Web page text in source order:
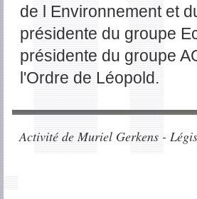
de l Environnement et
présidente du groupe
présidente du groupe
l'Ordre de Léopold.
Activité de Muriel Gerkens -